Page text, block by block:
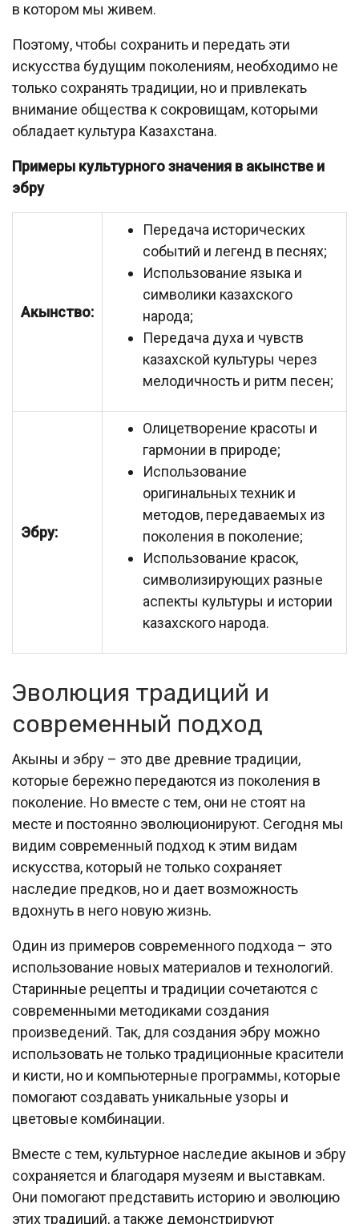
в котором мы живем.
Поэтому, чтобы сохранить и передать эти
искусства будущим поколениям, необходимо не
только сохранять традиции, но и привлекать
внимание общества к сокровищам, которыми
обладает культура Казахстана.
Примеры культурного значения в акынстве и
эбру
Акынство:
Передача исторических
событий и легенд в песнях;
Использование языка и
символики казахского
народа;
Передача духа и чувств
казахской культуры через
мелодичность и ритм песен;
Эбру:
Олицетворение красоты и
гармонии в природе;
Использование
оригинальных техник и
методов, передаваемых из
поколения в поколение;
Использование красок,
символизирующих разные
аспекты культуры и истории
казахского народа.
Эволюция традиций и
современный подход
Акыны и эбру – это две древние традиции,
которые бережно передаются из поколения в
поколение. Но вместе с тем, они не стоят на
месте и постоянно эволюционируют. Сегодня мы
видим современный подход к этим видам
искусства, который не только сохраняет
наследие предков, но и дает возможность
вдохнуть в него новую жизнь.
Один из примеров современного подхода – это
использование новых материалов и технологий.
Старинные рецепты и традиции сочетаются с
современными методиками создания
произведений. Так, для создания эбру можно
использовать не только традиционные красители
и кисти, но и компьютерные программы, которые
помогают создавать уникальные узоры и
цветовые комбинации.
Вместе с тем, культурное наследие акынов и эбру
сохраняется и благодаря музеям и выставкам.
Они помогают представить историю и эволюцию
этих традиций, а также демонстрируют